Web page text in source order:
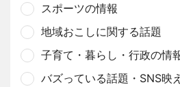
スポーツの情報
地域おこしに関する話題
子育て・暮らし・行政の情
バズっている話題・SNS映